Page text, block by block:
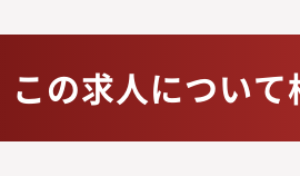
この求人につい